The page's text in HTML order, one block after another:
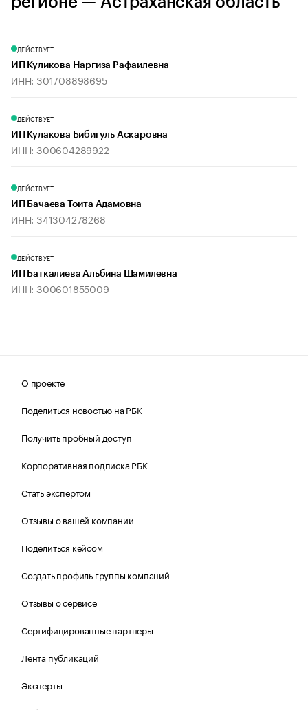
ДЕЙСТВУЕТ
ИП Куликова Наргиза Рафаилевна
ИНН: 301708898695
ДЕЙСТВУЕТ
ИП Кулакова Бибигуль Аскаровна
ИНН: 300604289922
ДЕЙСТВУЕТ
ИП Бачаева Тоита Адамовна
ИНН: 341304278268
ДЕЙСТВУЕТ
ИП Баткалиева Альбина Шамилевна
ИНН: 300601855009
О проекте
Поделиться новостью на РБК
Получить пробный доступ
Корпоративная подписка РБК
Стать экспертом
Отзывы о вашей компании
Поделиться кейсом
Создать профиль группы компаний
Отзывы о сервисе
Сертифицированные партнеры
Лента публикаций
Эксперты